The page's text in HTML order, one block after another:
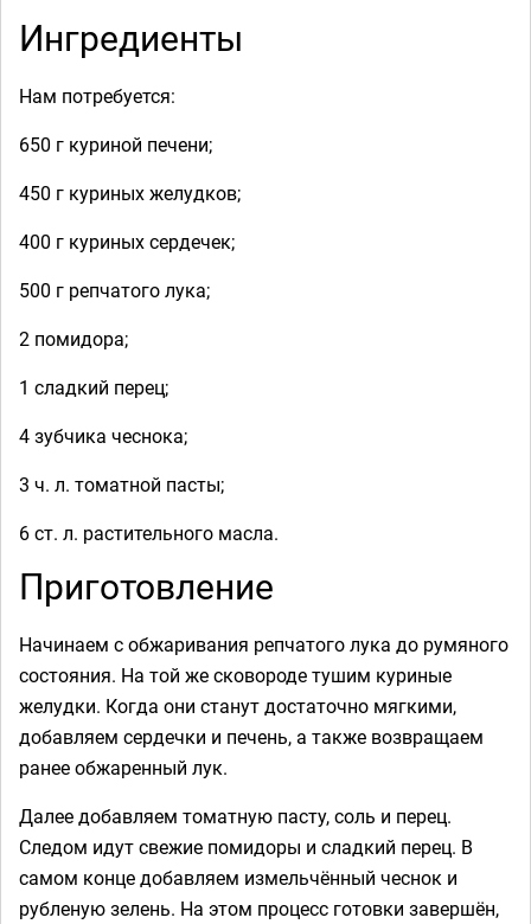
Ингредиенты
Нам потребуется:
650 г куриной печени;
450 г куриных желудков;
400 г куриных сердечек;
500 г репчатого лука;
2 помидора;
1 сладкий перец;
4 зубчика чеснока;
3 ч. л. томатной пасты;
6 ст. л. растительного масла.
Приготовление
Начинаем с обжаривания репчатого лука до румяного
состояния. На той же сковороде тушим куриные
желудки. Когда они станут достаточно мягкими,
добавляем сердечки и печень, а также возвращаем
ранее обжаренный лук.
Далее добавляем томатную пасту, соль и перец.
Следом идут свежие помидоры и сладкий перец. В
самом конце добавляем измельчённый чеснок и
рубленую зелень. На этом процесс готовки завершён,